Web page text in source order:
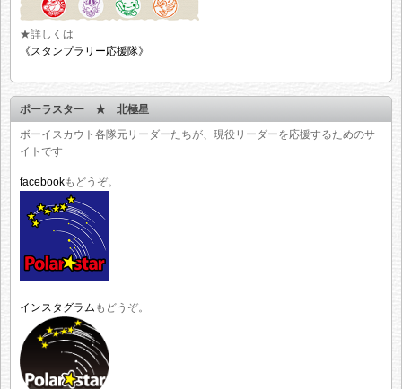
★詳しくは
《スタンプラリー応援隊》
ポーラスター ★ 北極星
ボーイスカウト各隊元リーダーたちが、現役リーダーを応援するためのサ
イトです
facebookもどうぞ。
インスタグラム もどうぞ。